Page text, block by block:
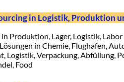
in Logistik, Produktion
Produktion, Lager, Logistik,
in Chemie, Flughafen,
Logistik, Verpackung, Abfüllung,
Food